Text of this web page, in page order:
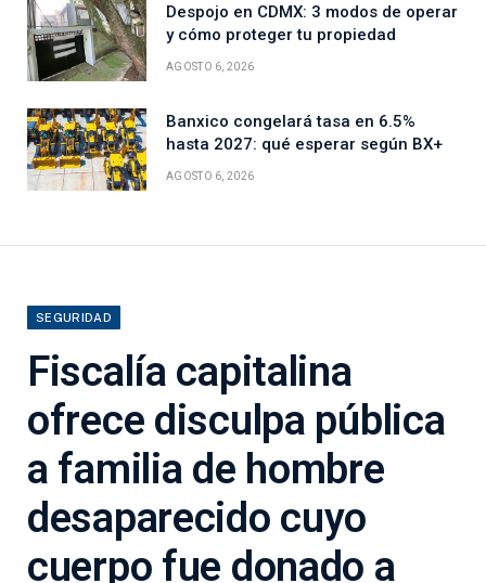
Despojo en CDMX: 3 modos de operar
y cómo proteger tu propiedad
AGOSTO 6, 2026
Banxico congelará tasa en 6.5%
hasta 2027: qué esperar según BX+
AGOSTO 6, 2026
SEGURIDAD
Fiscalía capitalina
ofrece disculpa pública
a familia de hombre
desaparecido cuyo
cuerpo fue donado a